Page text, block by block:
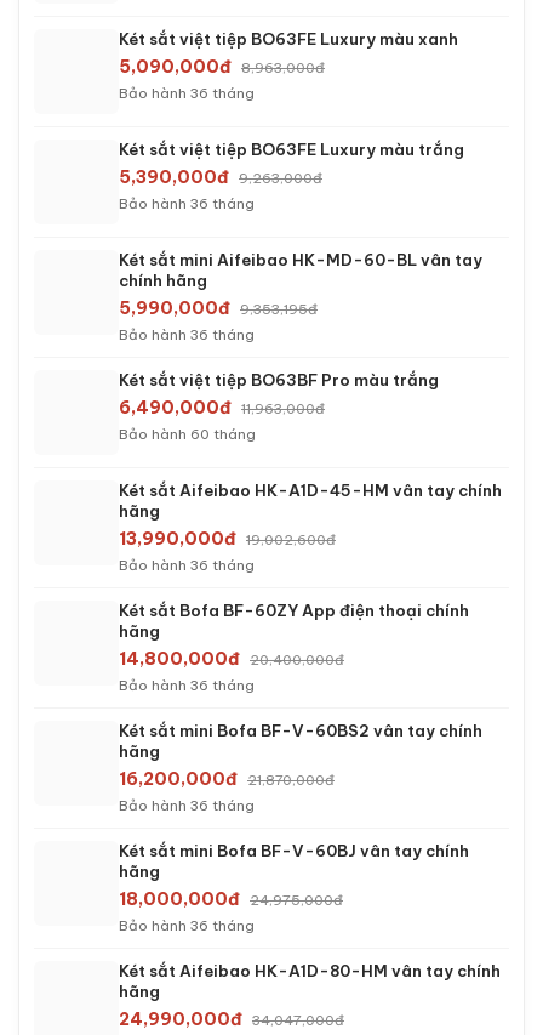
Két sắt việt tiệp BO63FE Luxury màu xanh
5,090,000đ 8,963,000đ
Bảo hành 36 tháng
Két sắt việt tiệp BO63FE Luxury màu trắng
5,390,000đ 9,263,000đ
Bảo hành 36 tháng
Két sắt mini Aifeibao HK-MD-60-BL vân tay
chính hãng
5,990,000đ 9,353,195đ
Bảo hành 36 tháng
Két sắt việt tiệp BO63BF Pro màu trắng
6,490,000đ 11,963,000đ
Bảo hành 60 tháng
Két sắt Aifeibao HK-A1D-45-HM vân tay chính
hãng
13,990,000đ 19,002,600đ
Bảo hành 36 tháng
Két sắt Bofa BF-60ZY App điện thoại chính
hãng
14,800,000đ 20,400,000đ
Bảo hành 36 tháng
Két sắt mini Bofa BF-V-60BS2 vân tay chính
hãng
16,200,000đ 21,870,000đ
Bảo hành 36 tháng
Két sắt mini Bofa BF-V-60BJ vân tay chính
hãng
18,000,000đ 24,975,000đ
Bảo hành 36 tháng
Két sắt Aifeibao HK-A1D-80-HM vân tay chính
hãng
24,990,000đ 34,047,000đ